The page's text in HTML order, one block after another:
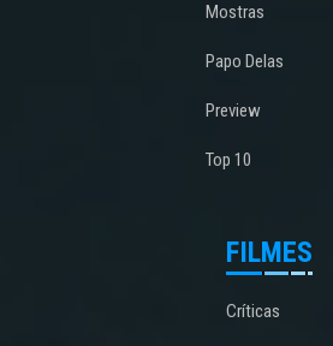
Mostras
Papo Delas
Preview
Top 10
FILMES
Críticas